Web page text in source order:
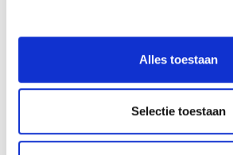
Alles toestaan
Selectie toestaan
Klantenservice